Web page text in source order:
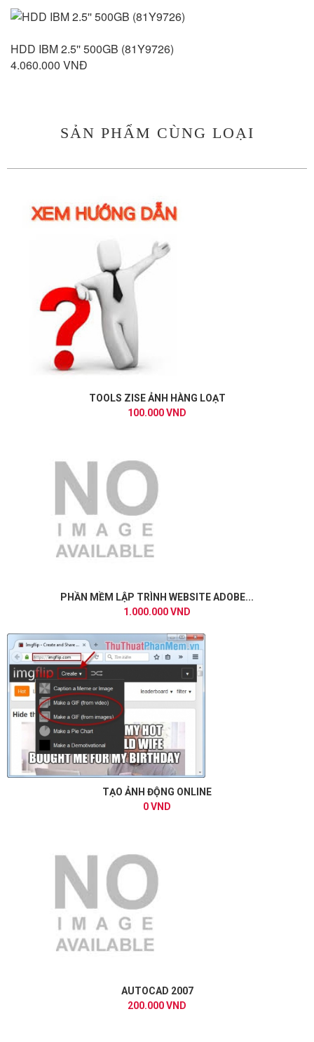
HDD IBM 2.5'' 500GB (81Y9726)
4.060.000 VNĐ
SẢN PHẨM CÙNG LOẠI
TOOLS ZISE ẢNH HÀNG LOẠT
100.000 VND
PHẦN MỀM LẬP TRÌNH WEBSITE ADOBE...
1.000.000 VND
TẠO ẢNH ĐỘNG ONLINE
0 VND
AUTOCAD 2007
200.000 VND